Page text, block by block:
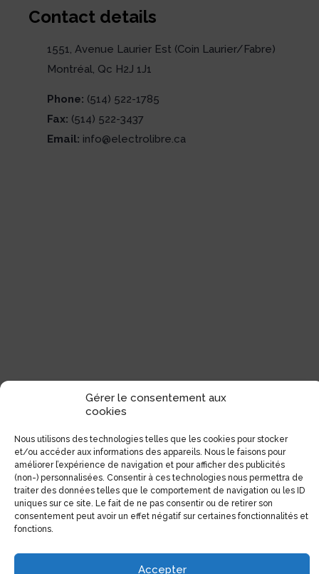
Gérer le consentement aux
cookies
Nous utilisons des technologies telles que les cookies pour stocker
et/ou accéder aux informations des appareils. Nous le faisons pour
améliorer l’expérience de navigation et pour afficher des publicités
(non-) personnalisées. Consentir à ces technologies nous permettra de
traiter des données telles que le comportement de navigation ou les ID
uniques sur ce site. Le fait de ne pas consentir ou de retirer son
consentement peut avoir un effet négatif sur certaines fonctionnalités et
fonctions.
Accepter
Contact details
1551, Avenue Laurier Est (Coin Laurier/Fabre)
Montréal, Qc H2J 1J1
Phone: (514) 522-1785
Fax: (514) 522-3437
Email: info@electrolibre.ca